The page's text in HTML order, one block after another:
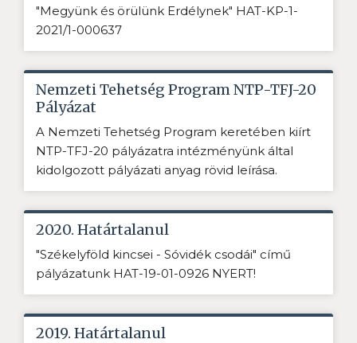
"Megyünk és örülünk Erdélynek" HAT-KP-1-
2021/1-000637
Nemzeti Tehetség Program NTP-TFJ-20
Pályázat
A Nemzeti Tehetség Program keretében kiírt
NTP-TFJ-20 pályázatra intézményünk által
kidolgozott pályázati anyag rövid leírása.
2020. Határtalanul
"Székelyföld kincsei - Sóvidék csodái" című
pályázatunk HAT-19-01-0926 NYERT!
2019. Határtalanul